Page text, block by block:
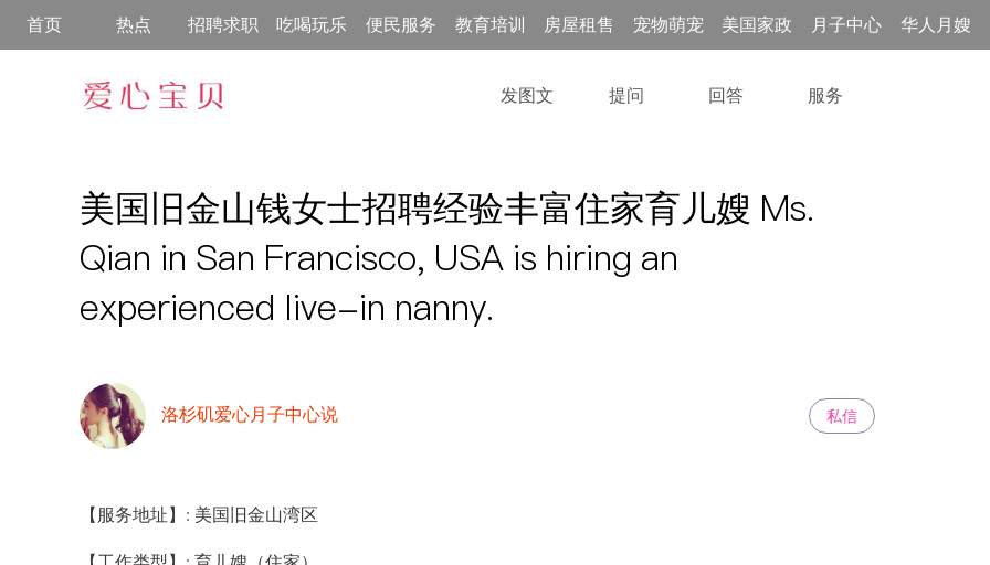
首页 热点 招聘求职 吃喝玩乐 便民服务 教育培训 房屋租售 宠物萌宠 美国家政 月子中心 华人月嫂
发图文 提问 回答 服务
美国旧金山钱女士招聘经验丰富住家育儿嫂 Ms.
Qian in San Francisco, USA is hiring an
experienced live-in nanny.
洛杉矶爱心月子中心说 私信
【服务地址】: 美国旧金山湾区